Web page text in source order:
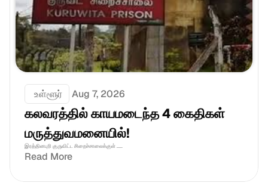
உள்ளூர் Aug 7, 2026
கலவரத்தில் காயமடைந்த 4 கைதிகள்
மருத்துவமனையில்!
இரத்தினபுரி குருவிட்ட சிறைச்சாலைக்குள் .....
Read More